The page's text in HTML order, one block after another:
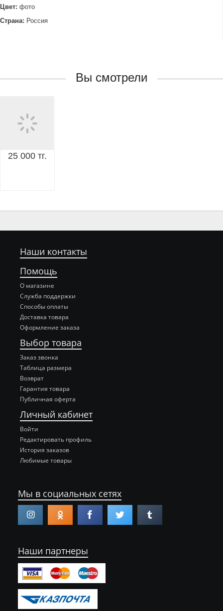
Цвет: фото
Страна: Россия
Вы смотрели
25 000 тг.
Наши контакты
Помощь
О магазине
Служба поддержки
Способы оплаты
Доставка товара
Оформление заказа
Выбор товара
Заказ звонка
Таблица размера
Возврат
Гарантия товара
Публичная оферта
Личный кабинет
Войти
Редактировать профиль
История заказов
Любимые товары
Мы в социальных сетях
Наши партнеры